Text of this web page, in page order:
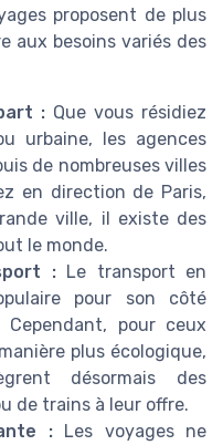
proposent de plus
aux besoins variés des
:Que vous résidiez
urbaine, les agences
de nombreuses villes
en direction de Paris,
ville, il existe des
le monde.
:Le transport en
pour son côté
pour ceux
plus écologique,
désormais des
de trains à leur offre.
:Les voyages ne